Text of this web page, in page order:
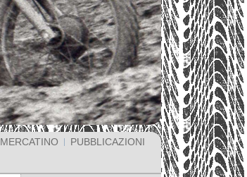
MERCATINO
PUBBLICAZIONI